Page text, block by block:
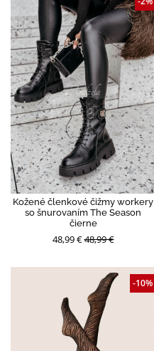
Kožené členkové čižmy workery
so šnurovaním The Season
čierne
48,99 €48,99 €
-10%